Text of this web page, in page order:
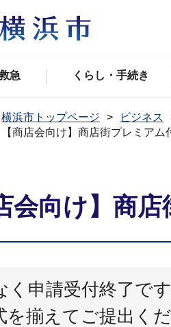
急 くらし・手続き
横浜市トップページ ビジネス
【商店会向け】商店街プレミアム
会向け】商
く申請受付終了で
を揃えてご提出くだ